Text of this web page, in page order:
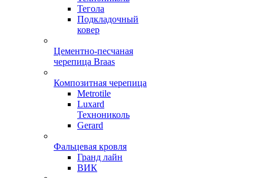
Тегола
Подкладочный
ковер
Цементно-песчаная
черепица Braas
Композитная черепица
Metrotile
Luxard
Технониколь
Gerard
Фальцевая кровля
Гранд лайн
ВИК